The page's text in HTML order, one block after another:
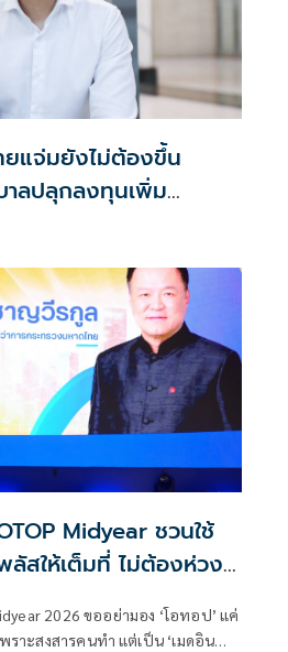
ยแจ่มยังไม่ต้องขึ้น
ลปลุกลงทุนเพิ่ม
Midyear ชวนใช้
ลัสให้เต็มที่ ไม่ต้องห่วง
2026 ขออย่ามอง ‘โอทอป’ แค่
าะสงสารคนทำ แต่เป็น ‘เมดอิน